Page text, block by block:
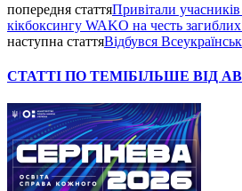
попередня статтяПривітали
кікбоксингу WAKO на честь
наступна статтяВідбувся
СТАТТІ ПО ТЕМІБІЛЬШЕ ВІД